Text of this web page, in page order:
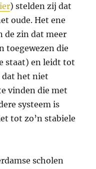
) stelden zij dat
oude. Het ene
de zin dat meer
toegewezen die
staat) en leidt tot
dat het niet
vinden die met
systeem is
tot zo’n stabiele
scholen